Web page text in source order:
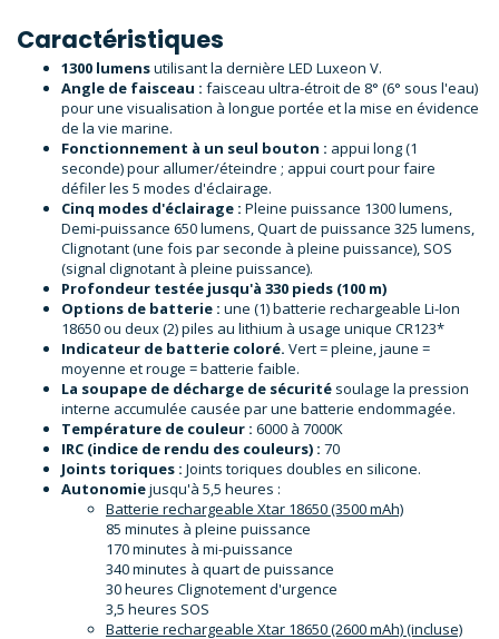
Caractéristiques
1300 lumensutilisant la dernière LED Luxeon V.
Angle de faisceau : faisceau ultra-étroit de 8° (6° sous l'eau)
pour une visualisation à longue portée et la mise en évidence
de la vie marine.
Fonctionnement à un seul bouton : appui long (1
seconde) pour allumer/éteindre ; appui court pour faire
défiler les 5 modes d'éclairage.
Cinq modes d'éclairage : Pleine puissance 1300 lumens,
Demi-puissance 650 lumens, Quart de puissance 325 lumens,
Clignotant (une fois par seconde à pleine puissance), SOS
(signal clignotant à pleine puissance).
Profondeur testée jusqu'à 330 pieds (100 m)
Options de batterie : une (1) batterie rechargeable Li-Ion
18650 ou deux (2) piles au lithium à usage unique CR123*
Indicateur de batterie coloré. Vert = pleine, jaune =
moyenne et rouge = batterie faible.
La soupape de décharge de sécurité soulage la pression
interne accumulée causée par une batterie endommagée.
Température de couleur : 6000 à 7000K
IRC (indice de rendu des couleurs) : 70
Joints toriques : Joints toriques doubles en silicone.
Autonomiejusqu'à 5,5 heures :
Batterie rechargeable Xtar 18650 (3500 mAh)
85 minutes à pleine puissance
170 minutes à mi-puissance
340 minutes à quart de puissance
30 heures Clignotement d'urgence
3,5 heures SOS
Batterie rechargeable Xtar 18650 (2600 mAh) (incluse)